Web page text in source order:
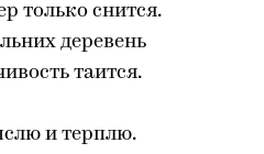
только снится.
деревень
таится.
и терплю.